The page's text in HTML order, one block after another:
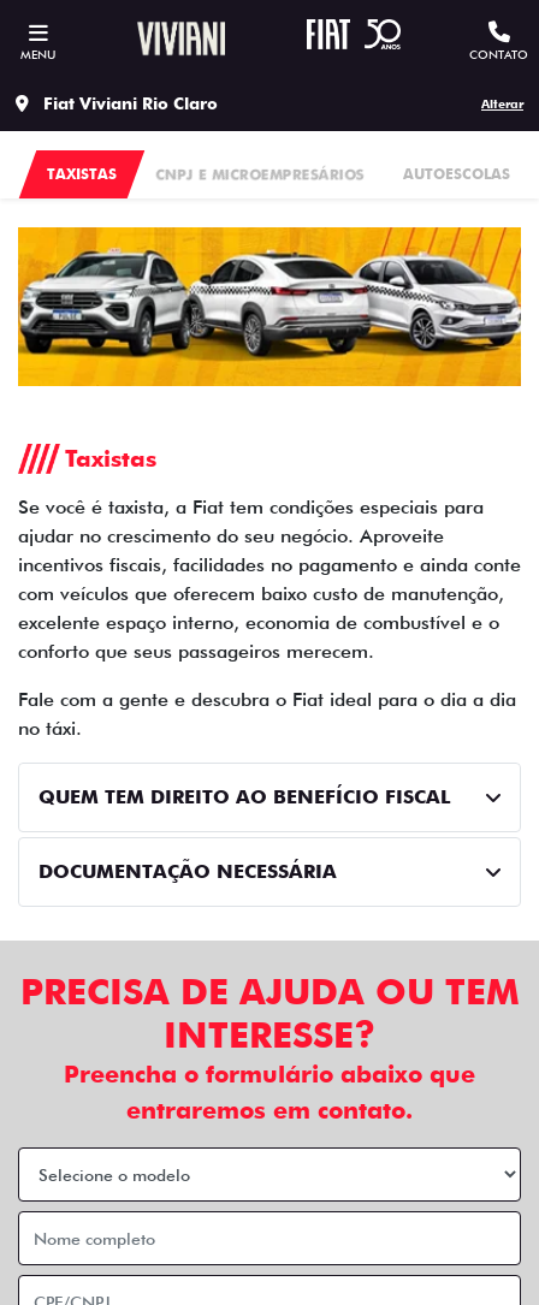
MENU CONTATO
Fiat Viviani Rio Claro Alterar
CNPJ E MICROEMPRESÁRIOS AUTOESCOLAS
TAXISTAS
Taxistas
Se você é taxista, a Fiat tem condições especiais para
ajudar no crescimento do seu negócio. Aproveite
incentivos fiscais, facilidades no pagamento e ainda conte
com veículos que oferecem baixo custo de manutenção,
excelente espaço interno, economia de combustível e o
conforto que seus passageiros merecem.
Fale com a gente e descubra o Fiat ideal para o dia a dia
no táxi.
QUEM TEM DIREITO AO BENEFÍCIO FISCAL
DOCUMENTAÇÃO NECESSÁRIA
PRECISA DE AJUDA OU TEM
INTERESSE?
Preencha o formulário abaixo que
entraremos em contato.